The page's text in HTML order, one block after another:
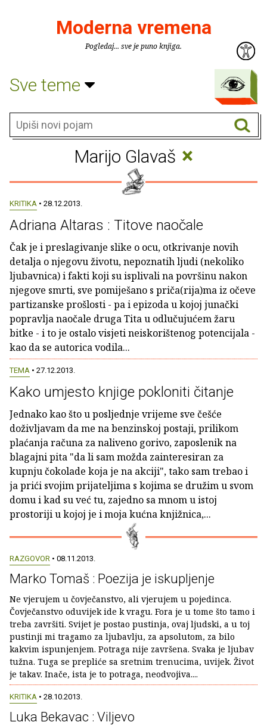
Moderna vremena
Pogledaj... sve je puno knjiga.
Sve teme
Marijo Glavaš ×
KRITIKA • 28.12.2013.
Adriana Altaras : Titove naočale
Čak je i preslagivanje slike o ocu, otkrivanje novih
detalja o njegovu životu, nepoznatih ljudi (nekoliko
ljubavnica) i fakti koji su isplivali na površinu nakon
njegove smrti, sve pomiješano s priča(rija)ma iz očeve
partizanske prošlosti - pa i epizoda u kojoj junački
popravlja naočale druga Tita u odlučujućem žaru
bitke - i to je ostalo visjeti neiskorištenog potencijala -
kao da se autorica vodila...
TEMA • 27.12.2013.
Kako umjesto knjige pokloniti čitanje
Jednako kao što u posljednje vrijeme sve češće
doživljavam da me na benzinskoj postaji, prilikom
plaćanja računa za naliveno gorivo, zaposlenik na
blagajni pita "da li sam možda zainteresiran za
kupnju čokolade koja je na akciji", tako sam trebao i
ja prići svojim prijateljima s kojima se družim u svom
domu i kad su već tu, zajedno sa mnom u istoj
prostoriji u kojoj je i moja kućna knjižnica,...
RAZGOVOR • 08.11.2013.
Marko Tomaš : Poezija je iskupljenje
Ne vjerujem u čovječanstvo, ali vjerujem u pojedinca.
Čovječanstvo oduvijek ide k vragu. Fora je u tome što tamo i
treba završiti. Svijet je postao pustinja, ovaj ljudski, a u toj
pustinji mi tragamo za ljubavlju, za apsolutom, za bilo
kakvim ispunjenjem. Potraga nije završena. Svaka je ljubav
tužna. Tuga se prepliće sa sretnim trenucima, uvijek. Život
je takav. Inače, ista je to potraga, neodvojiva....
KRITIKA • 28.10.2013.
Luka Bekavac : Viljevo